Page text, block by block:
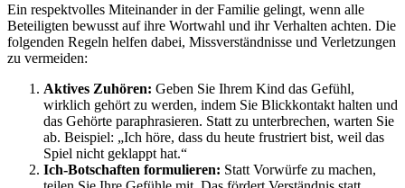
Ein respektvolles Miteinander in der Familie gelingt, wenn alle
Beteiligten bewusst auf ihre Wortwahl und ihr Verhalten achten. Die
folgenden Regeln helfen dabei, Missverständnisse und Verletzungen
zu vermeiden:
Aktives Zuhören: Geben Sie Ihrem Kind das Gefühl,
wirklich gehört zu werden, indem Sie Blickkontakt halten und
das Gehörte paraphrasieren. Statt zu unterbrechen, warten Sie
ab. Beispiel: „Ich höre, dass du heute frustriert bist, weil das
Spiel nicht geklappt hat.“
Ich-Botschaften formulieren: Statt Vorwürfe zu machen,